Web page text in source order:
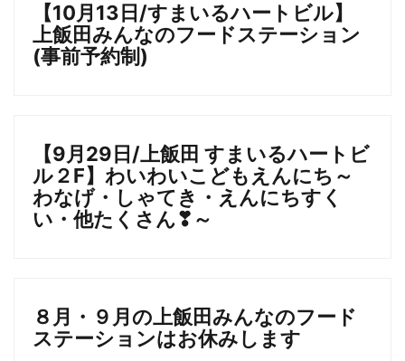
【10月13日/すまいるハートビル】
上飯田みんなのフードステーション
(事前予約制)
【9月29日/上飯田 すまいるハートビ
ル２F】わいわいこどもえんにち～
わなげ・しゃてき・えんにちすく
い・他たくさん❣～
８月・９月の上飯田みんなのフード
ステーションはお休みします